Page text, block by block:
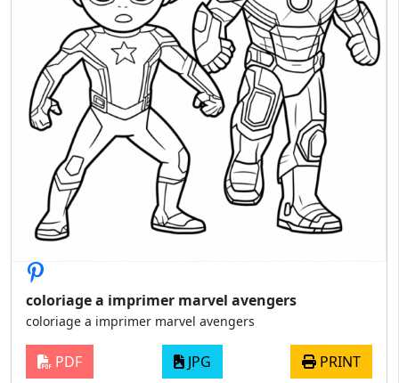
coloriage a imprimer marvel avengers
coloriage a imprimer marvel avengers
PDF JPG PRINT